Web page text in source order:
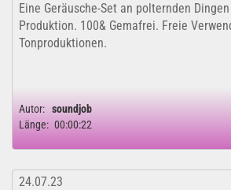
Eine Geräusche-Set an polternden
Produktion. 100& Gemafrei. Freie
Tonproduktionen.
Autor: soundjob
Länge: 00:00:22
24.07.23